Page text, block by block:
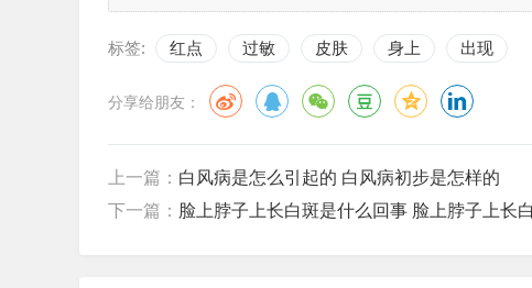
标签: 红点 过敏 皮肤 身上 出现
分享给朋友：
上一篇： 白风病是怎么引起的 白风病初步是怎样的
下一篇： 脸上脖子上长白斑是什么回事 脸上脖子上长